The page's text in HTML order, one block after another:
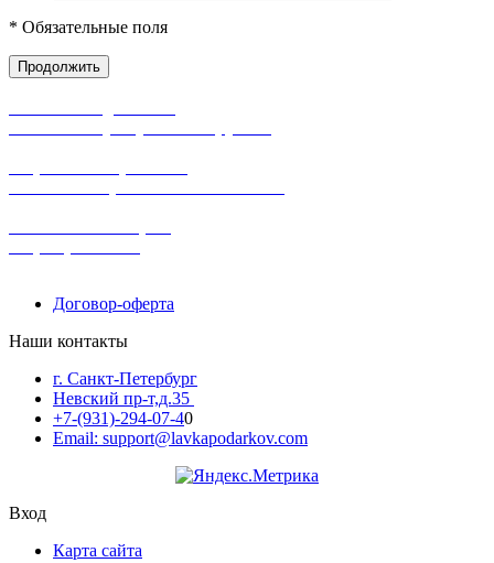
* Обязательные поля
Продолжить
Договор-оферта
Наши контакты
г. Санкт-Петербург
Невский пр-т,д.35
+7-(931)-294-07-40
Email: support@lavkapodarkov.com
Вход
Карта сайта